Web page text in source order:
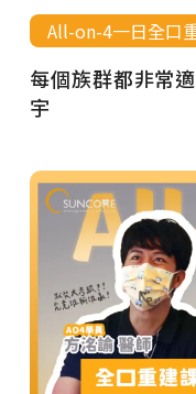
All-on-4一日全口
每個族群都非常
宇